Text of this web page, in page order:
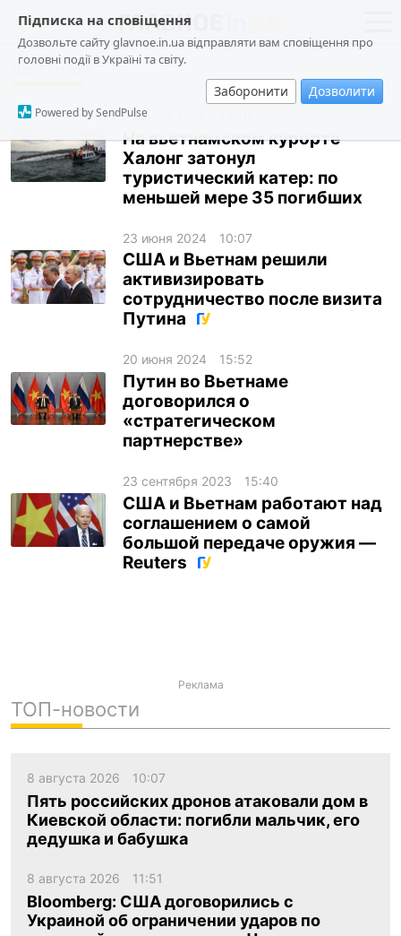
Підписка на сповіщення
Дозвольте сайту glavnoe.in.ua відправляти вам сповіщення про
головні події в Україні та світу.
Заборонити Дозволити
Powered by SendPulse
новости
о проекте
общество
происшествия
криминал
спорт
лонгриды
харьков
архив
gambling
вьетнам
20 июля 2025
На вьетнамском курорте
Халонг затонул
туристический катер: по
меньшей мере 35 погибших
23 июня 2024 10:07
США и Вьетнам решили
активизировать
сотрудничество после визита
Путина
20 июня 2024 15:52
Путин во Вьетнаме
договорился о
«стратегическом
партнерстве»
23 сентября 2023 15:40
США и Вьетнам работают над
соглашением о самой
большой передаче оружия —
Reuters
Реклама
ТОП-новости
8 августа 2026 10:07
Пять российских дронов атаковали дом в
Киевской области: погибли мальчик, его
дедушка и бабушка
8 августа 2026 11:51
Bloomberg: США договорились с
Украиной об ограничении ударов по